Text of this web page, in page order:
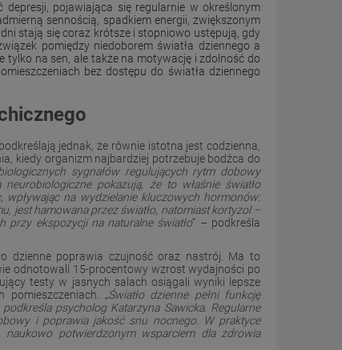
pojawiająca się regularnie w określonym
sennością, spadkiem energii, zwiększonym
stają się coraz krótsze i stopniowo ustępują, gdy
pomiędzy niedoborem światła dziennego a
tylko na sen, ale także na motywację i zdolność do
bez dostępu do światła dziennego
jednak, że równie istotna jest codzienna,
kiedy organizm najbardziej potrzebuje bodźca do
sygnałów regulujących rytm dobowy
pokazują, że to właśnie światło
na wydzielanie kluczowych hormonów:
jest hamowana przez światło, natomiast kortyzol –
ekspozycji na naturalne światło” – podkreśla
dzienne poprawia czujność oraz nastrój. Ma to
odnotowali 15-procentowy wzrost wydajności po
testy w jasnych salach osiągali wyniki lepsze
„Światło dzienne pełni funkcję
psycholog Katarzyna Sawicka. Regularne
i poprawia jakość snu nocnego. W praktyce
potwierdzonym wsparciem dla zdrowia